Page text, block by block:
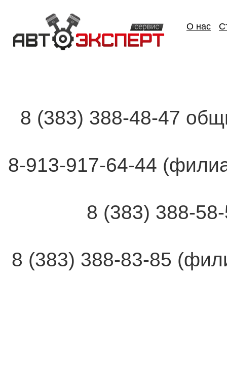
О нас
8 (383) 388-48-47
8-913-917-64-44
8 (383) 388-
8 (383) 388-83-85